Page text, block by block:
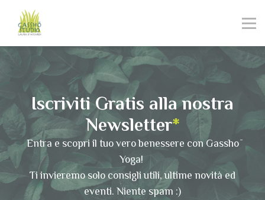
Contattaci
Entra
Iscriviti
Iscriviti Gratis alla nostra
Newsletter*
Entra e scopri il tuo vero benessere con Gasshō
Yoga!
Ti invieremo solo consigli utili, ultime novità ed
eventi. Niente spam :)